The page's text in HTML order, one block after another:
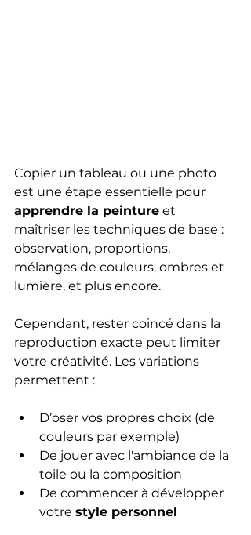
Copier un tableau ou une photo
est une étape essentielle pour
apprendre la peinture et
maîtriser les techniques de base :
observation, proportions,
mélanges de couleurs, ombres et
lumière, et plus encore.
Cependant, rester coincé dans la
reproduction exacte peut limiter
votre créativité. Les variations
permettent :
D’oser vos propres choix (de
couleurs par exemple)
De jouer avec l'ambiance de la
toile ou la composition
De commencer à développer
votre style personnel